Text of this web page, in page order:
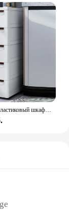
Узкий тонкий пластиковый шкаф для хранения с 5 ящиками, ящик для хранения с 4 колесами, 5-уровневый ящик, комод, органайзер из белой ткани, шкаф